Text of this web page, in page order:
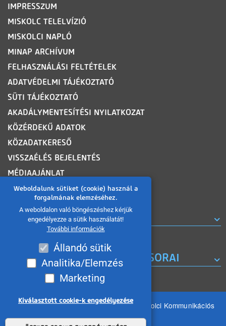
Weboldalunk sütiket (cookie) használ a
forgalmának elemzéséhez.
A weboldalon való böngészéshez kérjük
engedélyezze a sütik használatát!
További információk
Állandó sütik
Analitika/Elemzés
Marketing
Kiválasztott cookie-k engedélyezése
IMPRESSZUM
MISKOLC TELELVÍZIÓ
MISKOLCI NAPLÓ
MINAP ARCHÍVUM
FELHASZNÁLÁSI FELTÉTELEK
ADATVÉDELMI TÁJÉKOZTATÓ
SÜTI TÁJÉKOZTATÓ
AKADÁLYMENTESÍTÉSI NYILATKOZAT
KÖZÉRDEKŰ ADATOK
KÖZADATKERESŐ
VISSZAÉLÉS BEJELENTÉS
MÉDIAAJÁNLAT
OLDALTÉRKÉP
ROVATOK
A MISKOLC TV KORÁBBI MŰSORAI
Minden jog fenntartva 2026 © MIKOM Miskolci Kommunikációs
Nonprofit Kft.